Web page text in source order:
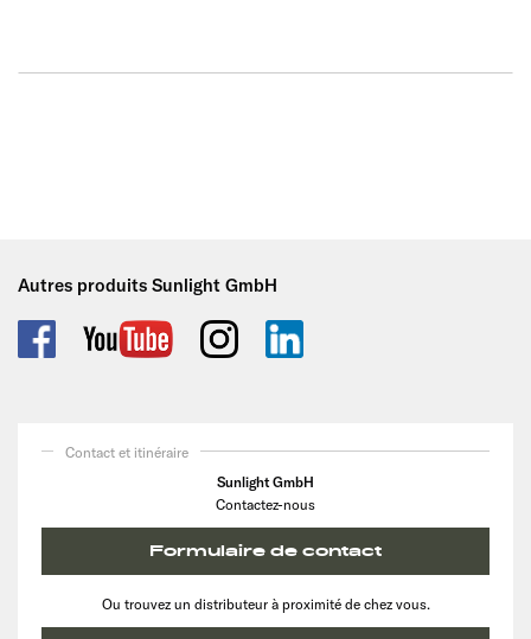
Autres produits Sunlight GmbH
Contact et itinéraire
Sunlight GmbH
Contactez-nous
Formulaire de contact
Ou trouvez un distributeur à proximité de chez vous.